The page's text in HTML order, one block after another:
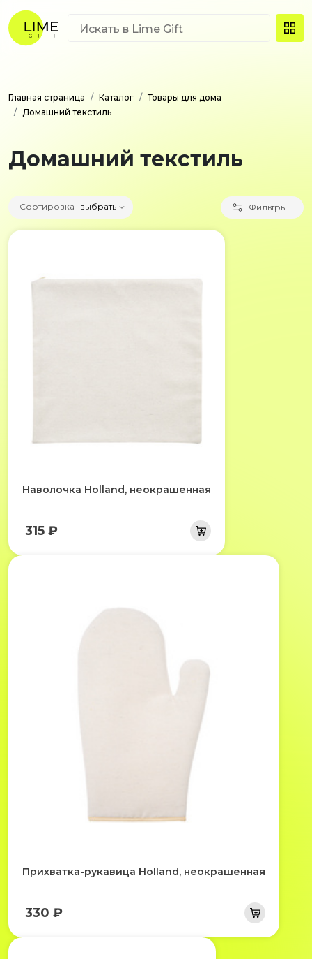
Главная страница Каталог
Товары для дома
Домашний текстиль
Домашний текстиль
Сортировка выбрать Фильтры
Наволочка Holland, неокрашенная
315 ₽
Прихватка-рукавица Holland, неокрашенная
330 ₽